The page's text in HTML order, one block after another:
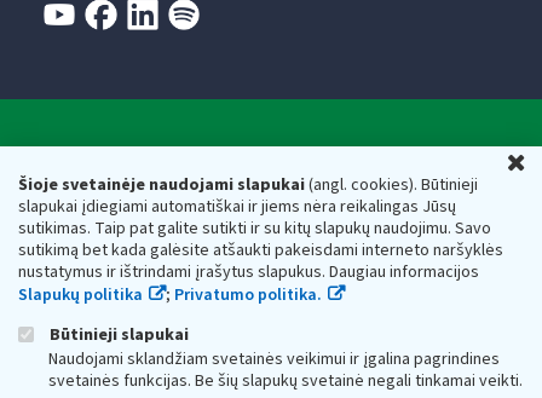
Šioje svetainėje naudojami slapukai(angl. cookies). Būtinieji
slapukai įdiegiami automatiškai ir jiems nėra reikalingas Jūsų
sutikimas. Taip pat galite sutikti ir su kitų slapukų naudojimu. Savo
sutikimą bet kada galėsite atšaukti pakeisdami interneto naršyklės
nustatymus ir ištrindami įrašytus slapukus. Daugiau informacijos
Slapukų politika
; Privatumo politika.
Būtinieji slapukai
Naudojami sklandžiam svetainės veikimui ir įgalina pagrindines
svetainės funkcijas. Be šių slapukų svetainė negali tinkamai veikti.
Respublikos finansų ministerijos
Biudžetinė įstaiga. Juridinio asmens kodas — 188659752,
adresas: Vasario 16-osios g. 14, 01107 Vilnius, Lietuva, el.paštas:
vmi@vmi.lt, E. pristatymo dėžutės adresas 188659752
Duomenys apie Valstybinę mokesčių inspekciją prie Lietuvos
Respublikos finansų ministerijos kaupiami ir saugomi Juridinių